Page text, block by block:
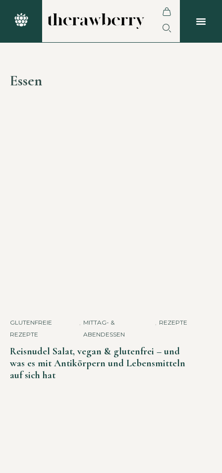
Essen
GLUTENFREIE
REZEPTE
MITTAG- &
ABENDESSEN
REZEPTE
Reisnudel Salat, vegan & glutenfrei – und
was es mit Antikörpern und Lebensmitteln
auf sich hat